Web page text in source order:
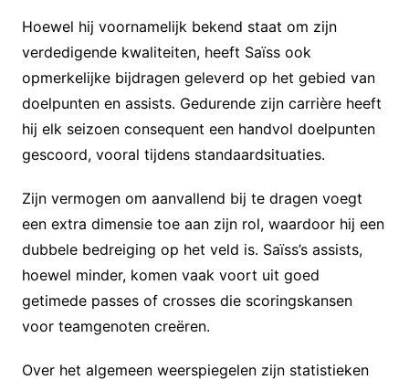
Hoewel hij voornamelijk bekend staat om zijn
verdedigende kwaliteiten, heeft Saïss ook
opmerkelijke bijdragen geleverd op het gebied van
doelpunten en assists. Gedurende zijn carrière heeft
hij elk seizoen consequent een handvol doelpunten
gescoord, vooral tijdens standaardsituaties.
Zijn vermogen om aanvallend bij te dragen voegt
een extra dimensie toe aan zijn rol, waardoor hij een
dubbele bedreiging op het veld is. Saïss’s assists,
hoewel minder, komen vaak voort uit goed
getimede passes of crosses die scoringskansen
voor teamgenoten creëren.
Over het algemeen weerspiegelen zijn statistieken